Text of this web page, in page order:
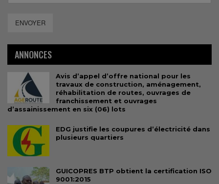
ENVOYER
ANNONCES
Avis d’appel d’offre national pour les
travaux de construction, aménagement,
réhabilitation de routes, ouvrages de
franchissement et ouvrages
d’assainissement en six (06) lots
EDG justifie les coupures d’électricité dans
plusieurs quartiers
GUICOPRES BTP obtient la certification ISO
9001:2015